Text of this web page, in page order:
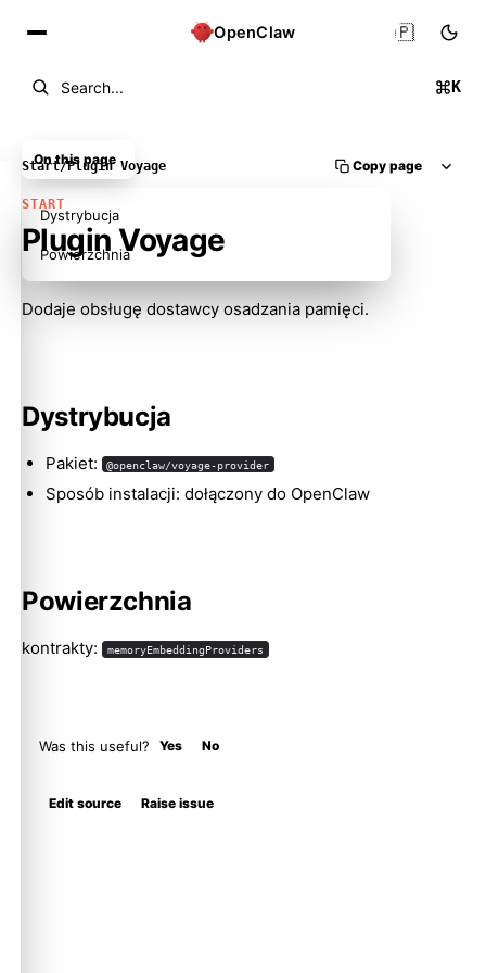
OpenClaw
Search... K
🇵🇱
Start/Plugin Voyage Copy page
START
Plugin Voyage
Dodaje obsługę dostawcy osadzania pamięci.
Dystrybucja
Pakiet: @openclaw/voyage-provider
Sposób instalacji: dołączony do OpenClaw
Powierzchnia
kontrakty: memoryEmbeddingProviders
Was this useful? Yes No
Edit source Raise issue
On this page
Dystrybucja
Powierzchnia
Molty